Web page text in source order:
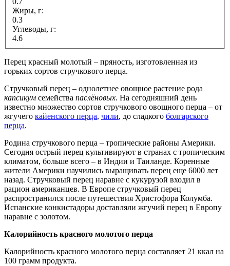
Жиры, г:
0.3
Углеводы, г:
4.6
Перец красный молотый – пряность, изготовленная из
горьких сортов стручкового перца.
Стручковый перец – однолетнее овощное растение рода
капсикум семейства паслёновых. На сегодняшний день
известно множество сортов стручкового овощного перца – от
жгучего кайенского перца, чили, до сладкого болгарского
перца.
Родина стручкового перца – тропические районы Америки.
Сегодня острый перец культивируют в странах с тропическим
климатом, больше всего – в Индии и Таиланде. Коренные
жители Америки научились выращивать перец еще 6000 лет
назад. Стручковый перец наравне с кукурузой входил в
рацион американцев. В Европе стручковый перец
распространился после путешествия Христофора Колумба.
Испанские конкистадоры доставляли жгучий перец в Европу
наравне с золотом.
Калорийность красного молотого перца
Калорийность красного молотого перца составляет 21 ккал на
100 грамм продукта.